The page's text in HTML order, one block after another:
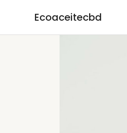
contenido
Ecoaceitecbd